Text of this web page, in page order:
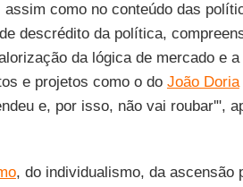
como no conteúdo das
descrédito da política,
da lógica de mercado e a
e projetos como o do João Doria
e, por isso, não vai roubar'",
, do individualismo, da ascensão